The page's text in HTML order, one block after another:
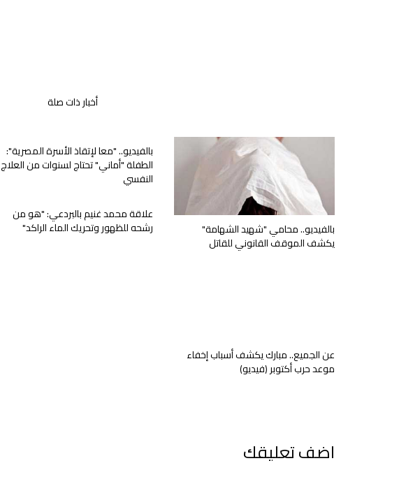
أخبار ذات صلة
بالفيديو.. محامي "شهيد الشهامة"
يكشف الموقف القانوني للقاتل
بالفيديو.. "معا لإتقاذ الأسرة المصرية":
الطفلة "أماني" تحتاج لسنوات من العلاج
النفسي
علاقة محمد غنيم بالبردعي: "هو من
رشحه للظهور وتحريك الماء الراكد"
عن الجميع.. مبارك يكشف أسباب إخفاء
موعد حرب أكتوبر (فيديو)
اضف تعليقك